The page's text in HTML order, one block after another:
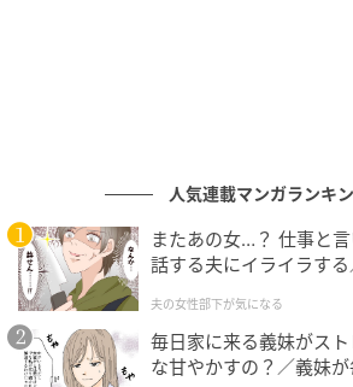
人気連載マンガランキ
またあの女…？ 仕事と
話する夫にイライラす
夫の女性部下が気になる
毎日家に来る義妹がス
な甘やかすの？／義妹